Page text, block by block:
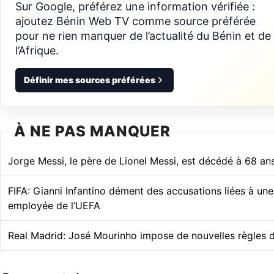
Sur Google, préférez une information vérifiée :
ajoutez Bénin Web TV comme source préférée
pour ne rien manquer de l’actualité du Bénin et de
l’Afrique.
Définir mes sources préférées
À NE PAS MANQUER
Jorge Messi, le père de Lionel Messi, est décédé à 68
FIFA: Gianni Infantino dément des accusations liées à
employée de l’UEFA
Real Madrid: José Mourinho impose de nouvelles règles